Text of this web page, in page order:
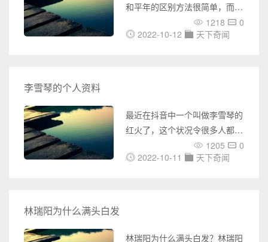
到分手之前两人已经走过了将近
六年的岁月，但两人一直都是十
分低调。听说在这段感情中，张
和平年的区别方法很简单，而且
有好几种方法可以区分。闰年的
判断方法介绍。 闰年和平年如
年2007年是平年。 区分方法
二、 如果是世纪年(也就是整百
1218
0
2022-10-12
天下奇闻
李雪琴的个人资料
最近在抖音中一个叫做李雪琴的
红火了，这个状况令很多人都表
示不理解，也是好奇李雪琴到底
是做了什么事情，为什么会令很
简单看一看李雪琴的个人资料和
1205
0
2022-10-11
天下奇闻
林瑞阳为什么满头白发
林瑞阳为什么满头白发？林瑞阳